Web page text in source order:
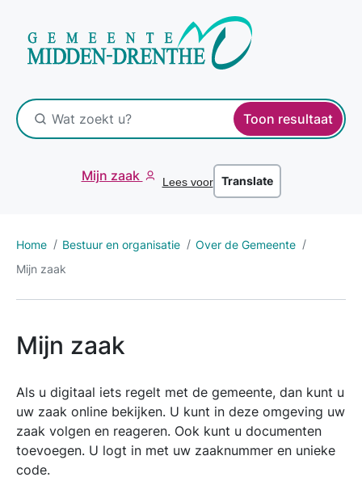
Toon resultaat
Mijn zaak Lees voor Translate
Home Bestuur en organisatie
Over de Gemeente
Mijn zaak
Mijn zaak
Als u digitaal iets regelt met de gemeente, dan kunt u
uw zaak online bekijken. U kunt in deze omgeving uw
zaak volgen en reageren. Ook kunt u documenten
toevoegen. U logt in met uw zaaknummer en unieke
code.